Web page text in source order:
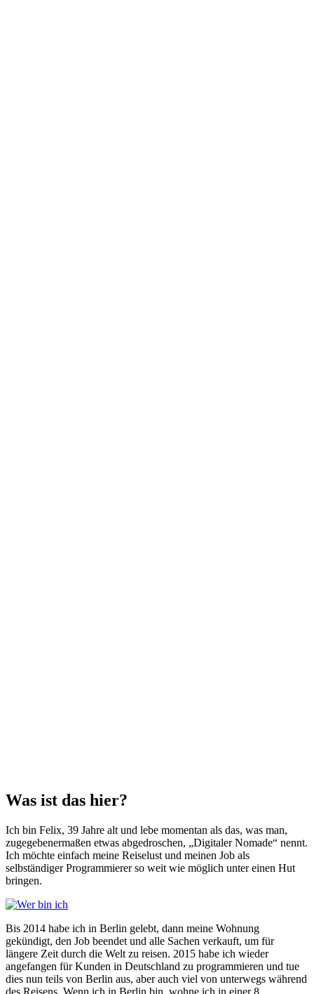
Was ist das hier?
Ich bin Felix, 39 Jahre alt und lebe momentan als das, was man,
zugegebenermaßen etwas abgedroschen, „Digitaler Nomade“ nennt.
Ich möchte einfach meine Reiselust und meinen Job als
selbständiger Programmierer so weit wie möglich unter einen Hut
bringen.
Bis 2014 habe ich in Berlin gelebt, dann meine Wohnung
gekündigt, den Job beendet und alle Sachen verkauft, um für
längere Zeit durch die Welt zu reisen. 2015 habe ich wieder
angefangen für Kunden in Deutschland zu programmieren und tue
dies nun teils von Berlin aus, aber auch viel von unterwegs während
des Reisens. Wenn ich in Berlin bin, wohne ich in einer 8